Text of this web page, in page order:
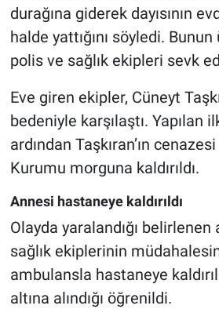
durağına giderek dayısının
halde yattığını söyledi.
polis ve sağlık ekipleri sevk
Eve giren ekipler, Cüneyt
bedeniyle karşılaştı. Yapılan
ardından Taşkıran’ın
Kurumu morguna kaldırıldı.
Annesi hastaneye kaldırıldı
Olayda yaralandığı belirlenen
sağlık ekiplerinin
ambulansla hastaneye
altına alındığı öğrenildi.